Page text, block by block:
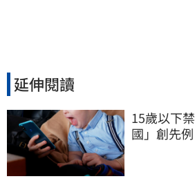
延伸閱讀
15歲以下
國」創先例